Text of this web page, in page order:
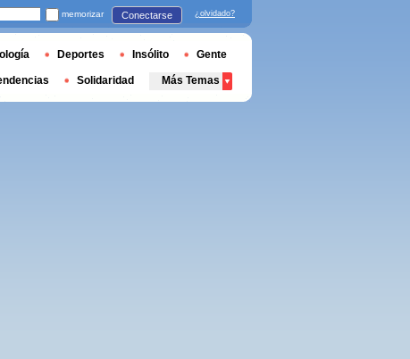
memorizar Conectarse ¿olvidado?
Deportes Insólito Gente
Solidaridad Más Temas